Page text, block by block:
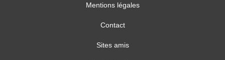
Mentions légales
Contact
Sites amis